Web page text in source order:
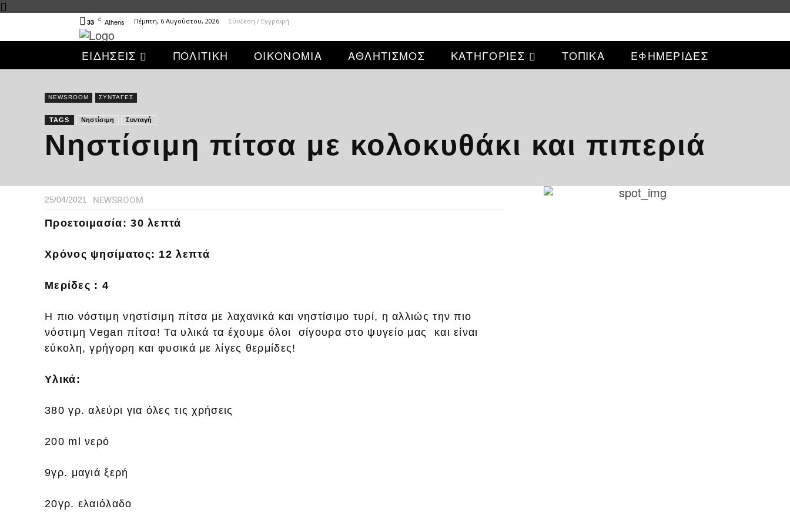
33 C Athens Πέμπτη, 6 Αυγούστου, 2026 Σύνδεση / Εγγραφή
ΕΙΔΗΣΕΙΣ ΠΟΛΙΤΙΚΗ ΟΙΚΟΝΟΜΙΑ ΑΘΛΗΤΙΣΜΟΣ ΚΑΤΗΓΟΡΙΕΣ ΤΟΠΙΚΑ ΕΦΗΜΕΡΙΔΕΣ
NEWSROOM ΣΥΝΤΑΓΕΣ
TAGS Νηστίσιμη Συνταγή
Νηστίσιμη πίτσα με κολοκυθάκι και πιπεριά
25/04/2021 NEWSROOM
Προετοιμασία: 30 λεπτά
Χρόνος ψησίματος: 12 λεπτά
Μερίδες : 4
Η πιο νόστιμη νηστίσιμη πίτσα με λαχανικά και νηστίσιμο τυρί, η αλλιώς την πιο
νόστιμη Vegan πίτσα! Τα υλικά τα έχουμε όλοι σίγουρα στο ψυγείο μας και είναι
εύκολη, γρήγορη και φυσικά με λίγες θερμίδες!
Υλικά:
380 γρ. αλεύρι για όλες τις χρήσεις
200 ml νερό
9γρ. μαγιά ξερή
20γρ. ελαιόλαδο